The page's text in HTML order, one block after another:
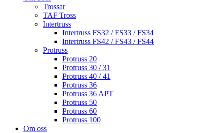
Trossar
TAF Tross
Intertruss
Intertruss FS32 / FS33 / FS34
Intertruss FS42 / FS43 / FS44
Protruss
Protruss 20
Protruss 30 / 31
Protruss 40 / 41
Protruss 36
Protruss 36 APT
Protruss 50
Protruss 60
Protruss 100
Om oss